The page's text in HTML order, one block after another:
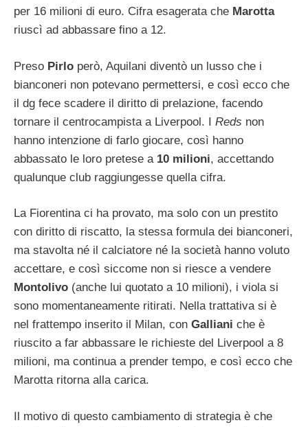
per 16 milioni di euro. Cifra esagerata che Marotta
riuscì ad abbassare fino a 12.
Preso Pirlo però, Aquilani diventò un lusso che i
bianconeri non potevano permettersi, e così ecco che
il dg fece scadere il diritto di prelazione, facendo
tornare il centrocampista a Liverpool. I Reds non
hanno intenzione di farlo giocare, così hanno
abbassato le loro pretese a 10 milioni, accettando
qualunque club raggiungesse quella cifra.
La Fiorentina ci ha provato, ma solo con un prestito
con diritto di riscatto, la stessa formula dei bianconeri,
ma stavolta né il calciatore né la società hanno voluto
accettare, e così siccome non si riesce a vendere
Montolivo (anche lui quotato a 10 milioni), i viola si
sono momentaneamente ritirati. Nella trattativa si è
nel frattempo inserito il Milan, con Galliani che è
riuscito a far abbassare le richieste del Liverpool a 8
milioni, ma continua a prender tempo, e così ecco che
Marotta ritorna alla carica.
Il motivo di questo cambiamento di strategia è che